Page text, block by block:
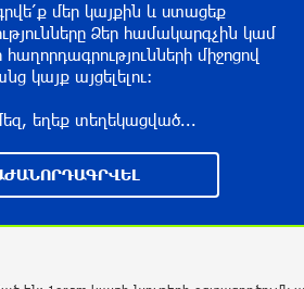
մեր կայքին և ստացեք
Ձեր համակարգչին կամ
միջոցով
կայք այցելելու։
եղեք տեղեկացված...